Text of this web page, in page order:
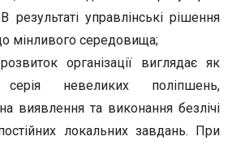
результаті управлінські рішення
мінливого середовища;
організації виглядає як
серія невеликих поліпшень,
виявлення та виконання безлічі
локальних завдань. При